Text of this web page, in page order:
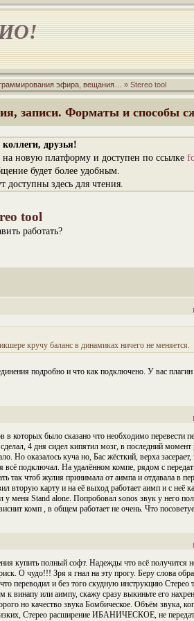
эфира, вещания… » Stereo tool
записи. Форматы и способы
друзья!
новую платформу и доступен по ссылке
будет более удобным.
доступны здесь для чтения.
tool
работать?
кручу баланс в динамиках ничего не меняется.
подробно и что как подключено. У вас
которых было сказано что необходимо перевести
4 дня сидел кипятил мозг, в последний момент
Но оказалось куча но, Бас жёсткий, верха
всё подключал. На удалённом компе, рядом с
так чтоб жулия принимала от аимпа и отдавала в
вторую карту и на её выход работает аимп и с неё
у меня Stand alone. Попробовал sonos звук у него
комп , в общем работает не очень. Что
купить полный софт. Надежды что всё получится
О чудо!!! Зря я гнал на эту прогу. Беру слова
переводил и без того скудную инструкцию Стерео
к винапу или аимпу, скажу сразу выкиньте его
но качество звука Бомбическое. Объём звука,
Стерео расширение ИБАНИЧЕСКОЕ, не